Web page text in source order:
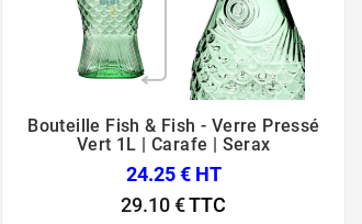
  
Bouteille Fish & Fish - Verre Pressé
Vert 1L | Carafe | Serax
24.25 € HT
29.10 €TTC